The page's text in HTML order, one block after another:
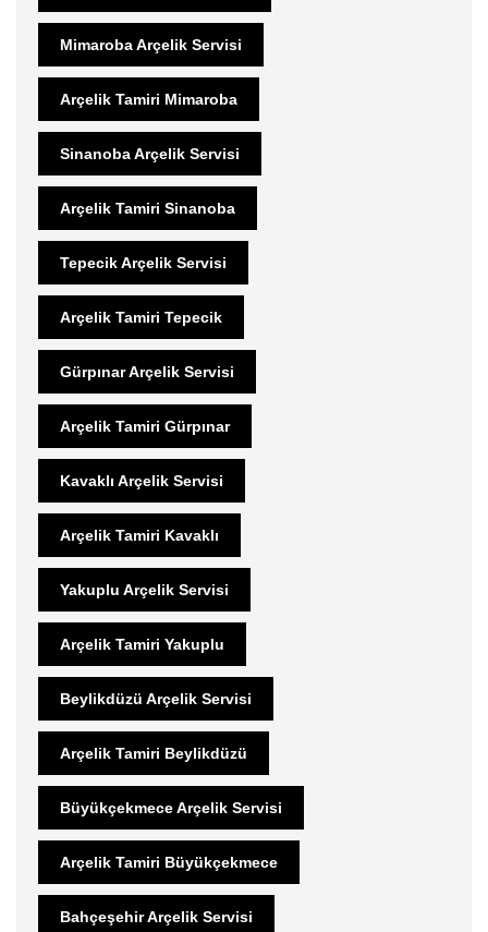
Mimaroba Arçelik Servisi
Arçelik Tamiri Mimaroba
Sinanoba Arçelik Servisi
Arçelik Tamiri Sinanoba
Tepecik Arçelik Servisi
Arçelik Tamiri Tepecik
Gürpınar Arçelik Servisi
Arçelik Tamiri Gürpınar
Kavaklı Arçelik Servisi
Arçelik Tamiri Kavaklı
Yakuplu Arçelik Servisi
Arçelik Tamiri Yakuplu
Beylikdüzü Arçelik Servisi
Arçelik Tamiri Beylikdüzü
Büyükçekmece Arçelik Servisi
Arçelik Tamiri Büyükçekmece
Bahçeşehir Arçelik Servisi